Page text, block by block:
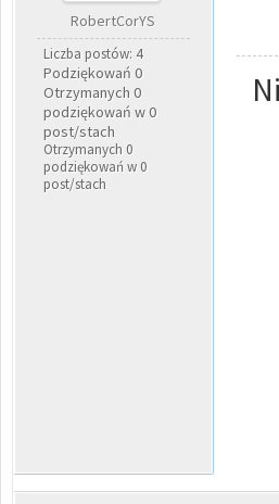
RobertCorYS
Liczba postów: 4
Podziękowań 0
Otrzymanych 0
podziękowań w 0
post/stach
Otrzymanych 0
podziękowań w 0
post/stach